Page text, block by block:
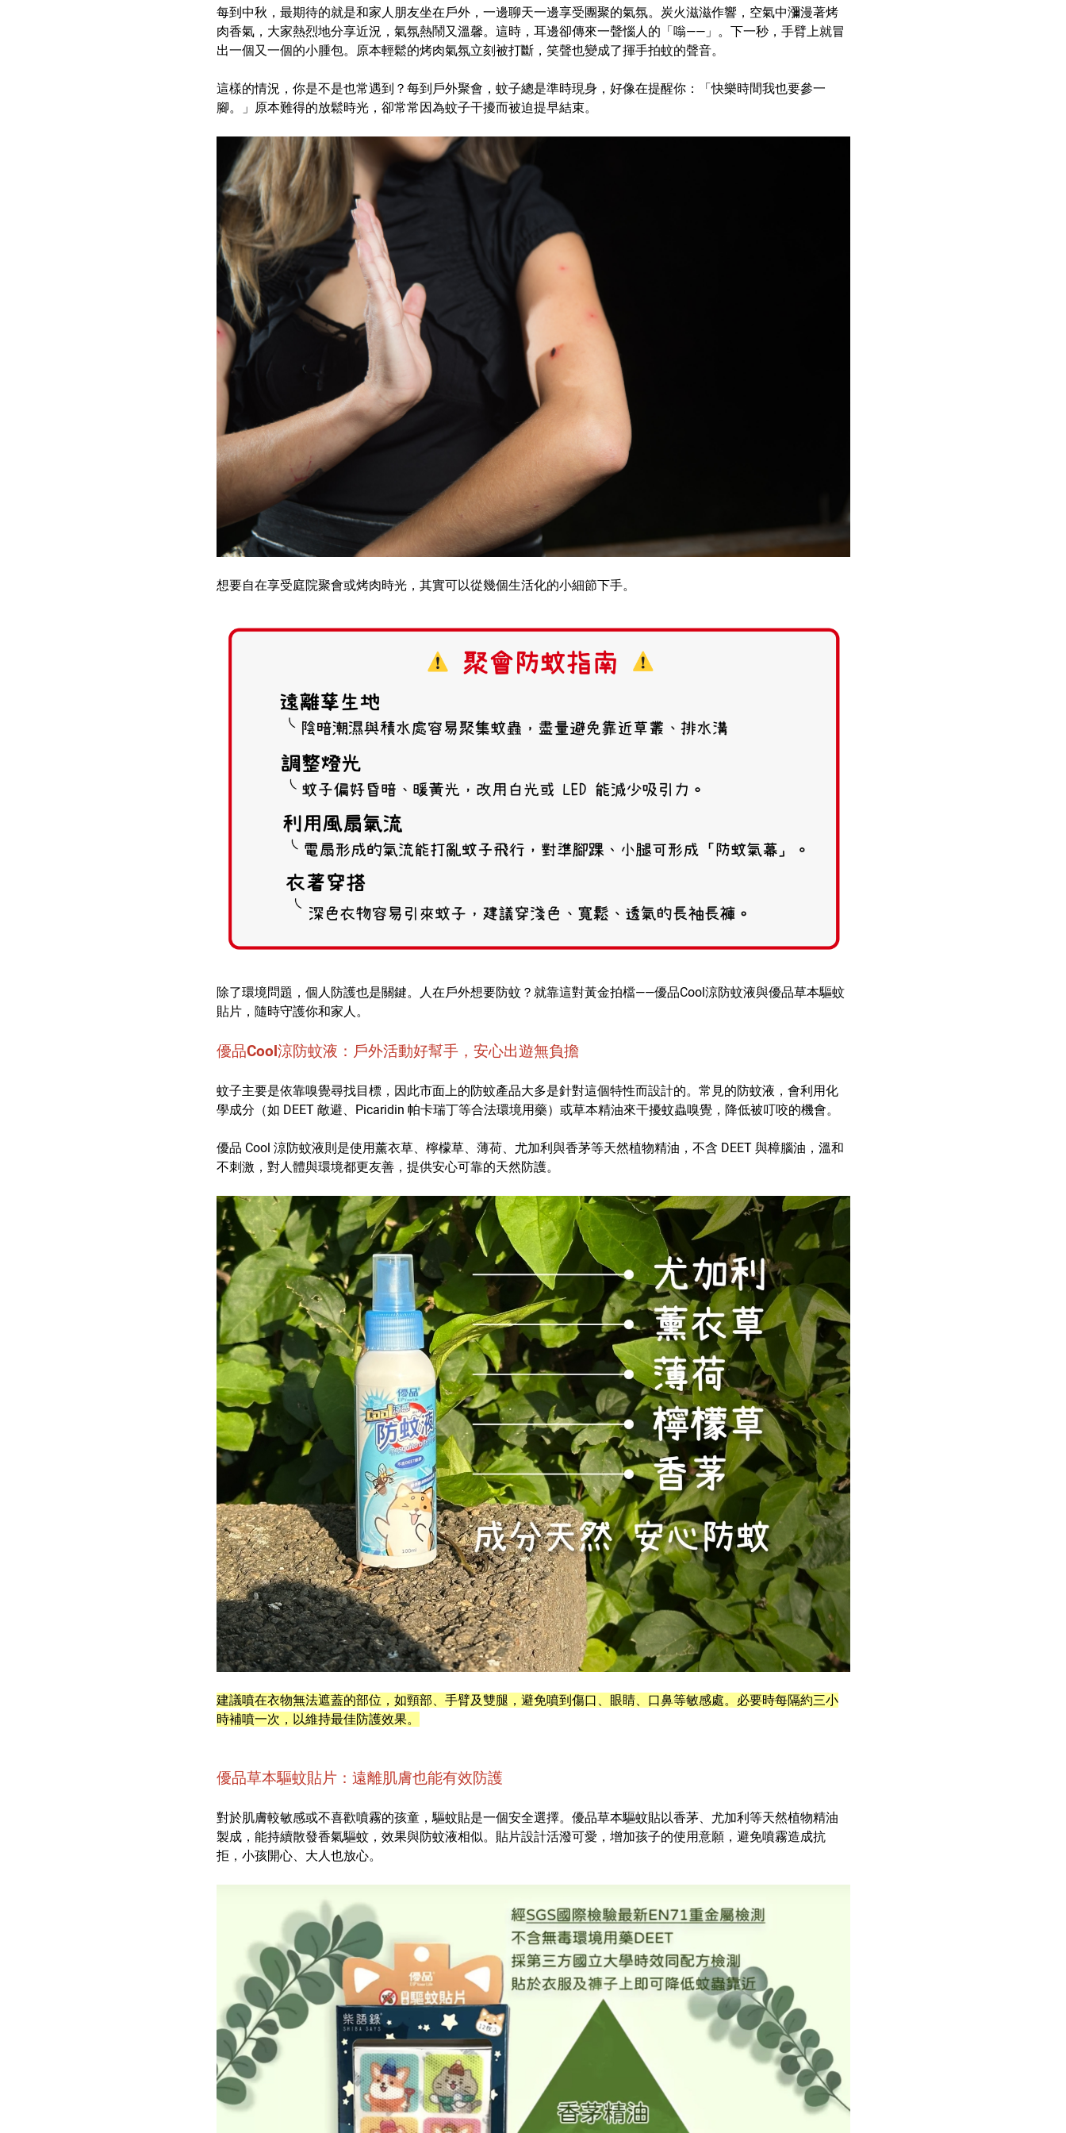
每到中秋，最期待的就是和家人朋友坐在戶外，一邊聊天一邊享受團聚的氣氛。炭火滋滋作響，空氣中瀰漫著烤
肉香氣，大家熱烈地分享近況，氣氛熱鬧又溫馨。這時，耳邊卻傳來一聲惱人的「嗡——」。下一秒，手臂上就冒
出一個又一個的小腫包。原本輕鬆的烤肉氣氛立刻被打斷，笑聲也變成了揮手拍蚊的聲音。
這樣的情況，你是不是也常遇到？每到戶外聚會，蚊子總是準時現身，好像在提醒你：「快樂時間我也要參一
腳。」原本難得的放鬆時光，卻常常因為蚊子干擾而被迫提早結束。
想要自在享受庭院聚會或烤肉時光，其實可以從幾個生活化的小細節下手。
除了環境問題，個人防護也是關鍵。人在戶外想要防蚊？就靠這對黃金拍檔——優品Cool涼防蚊液與優品草本驅蚊
貼片，隨時守護你和家人。
優品Cool涼防蚊液：戶外活動好幫手，安心出遊無負擔
蚊子主要是依靠嗅覺尋找目標，因此市面上的防蚊產品大多是針對這個特性而設計的。常見的防蚊液，會利用化
學成分（如 DEET 敵避、Picaridin 帕卡瑞丁等合法環境用藥）或草本精油來干擾蚊蟲嗅覺，降低被叮咬的機會。
優品 Cool 涼防蚊液則是使用薰衣草、檸檬草、薄荷、尤加利與香茅等天然植物精油，不含 DEET 與樟腦油，溫和
不刺激，對人體與環境都更友善，提供安心可靠的天然防護。
建議噴在衣物無法遮蓋的部位，如頸部、手臂及雙腿，避免噴到傷口、眼睛、口鼻等敏感處。必要時每隔約三小
時補噴一次，以維持最佳防護效果。
優品草本驅蚊貼片：遠離肌膚也能有效防護
對於肌膚較敏感或不喜歡噴霧的孩童，驅蚊貼是一個安全選擇。優品草本驅蚊貼以香茅、尤加利等天然植物精油
製成，能持續散發香氣驅蚊，效果與防蚊液相似。貼片設計活潑可愛，增加孩子的使用意願，避免噴霧造成抗
拒，小孩開心、大人也放心。